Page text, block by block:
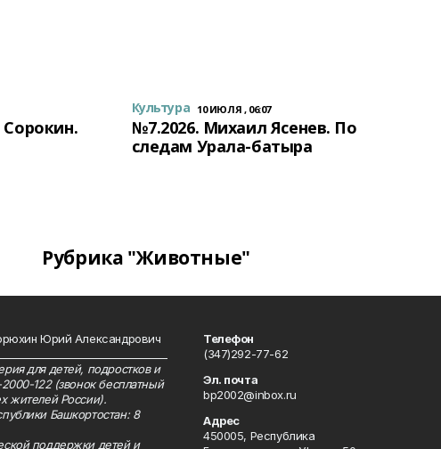
Культура 10 ИЮЛЯ , 06:07
№7.2026. Михаил Ясенев. По
следам Урала-батыра
Рубрика "Животные"
Юрий Александрович
для детей, подростков и
122 (звонок бесплатный
жителей России).
Башкортостан: 8
поддержки детей и
Телефон
(347)292-77-62
Эл. почта
bp2002@inbox.ru
Адрес
450005, Республика